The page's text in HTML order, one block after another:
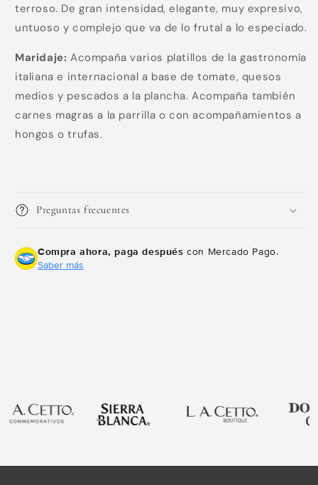
terroso. De gran intensidad, elegante, muy expresivo,
untuoso y complejo que va de lo frutal a lo especiado.
Maridaje: Acompaña varios platillos de la gastronomía
italiana e internacional a base de tomate, quesos
medios y pescados a la plancha. Acompaña también
carnes magras a la parrilla o con acompañamientos a
hongos o trufas.
Preguntas frecuentes
Compra ahora, paga después con Mercado Pago.
Saber más
Compra ahora y paga a meses
sin tarjeta de crédito
1 Agrega tu producto al carrito yelige
pagar con Meses sin Tarjeta.
En tu cuenta de Mercado Pago,elige
la cantidad de meses
Paga mes a mes
¿Tienes dudas? Consulta nuestra